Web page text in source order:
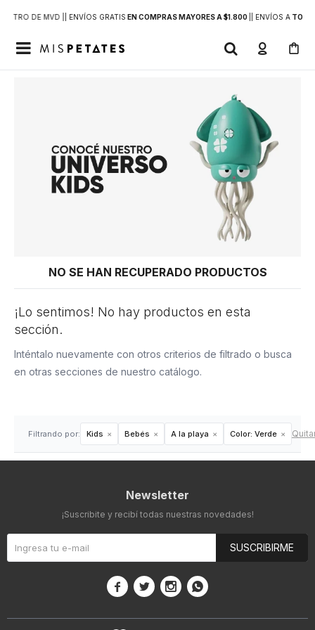
DE MVD | | ENVÍOS GRATIS EN COMPRAS MAYORES A $1.800 | ENVÍOS ATODO

NO SE HAN RECUPERADO PRODUCTOS
¡Lo sentimos! No hay productos en esta
sección.
Inténtalo nuevamente con otros criterios de filtrado o busca
en otras secciones de nuestro catálogo.
Filtrando por: Kids Bebés A la playa Color: Verde
Newsletter
¡Suscribite y recibí todas nuestras novedades!
SUSCRIBIRME
   